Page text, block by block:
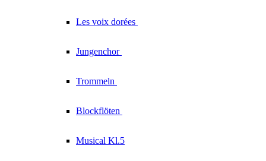
Les voix dorées
Jungenchor
Trommeln
Blockflöten
Musical Kl.5